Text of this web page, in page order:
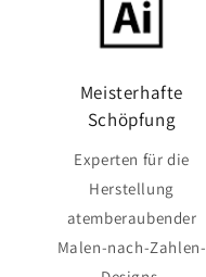
Meisterhafte
Schöpfung
Experten für die
Herstellung
atemberaubender
Malen-nach-Zahlen-